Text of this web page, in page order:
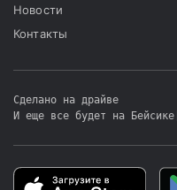
Новости
Контакты
Сделано на драйве
И еще все будет на Бейсике